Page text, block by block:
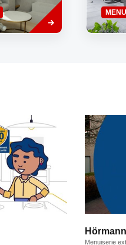
Savoir
plus
Menuiserie